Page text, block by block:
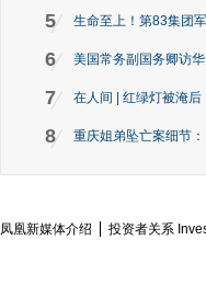
5 生命至上！第83集团
6 美国常务副国务卿访
7 在人间 | 红绿灯被淹
8 重庆姐弟坠亡案细节
凤凰新媒体介绍 投资者关系